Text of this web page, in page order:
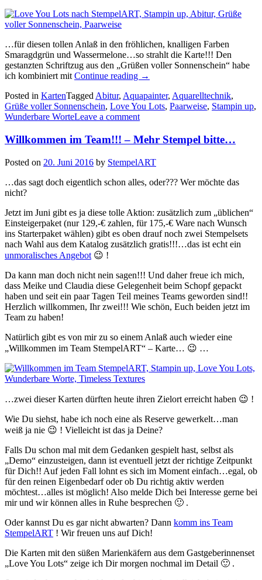
…für diesen tollen Anlaß in den fröhlichen, knalligen Farben
Smaragdgrün und Wassermelone…so strahlt die Karte!!! Den
gestanzten Schriftzug aus den „Grüßen voller Sonnenschein“ habe
ich kombiniert mit Continue reading „Glückwunsch,
hast
es
geschafft!!!…“
→
Posted in KartenTagged Abitur, Aquapainter, Aquarelltechnik,
Grüße voller Sonnenschein, Love You Lots, Paarweise, Stampin up,
Wunderbare WorteLeave a comment
Willkommen im Team!!! – Mehr Stempel bitte…
Posted on 20. Juni 2016 by StempelART
…das sagt doch eigentlich schon alles, oder??? Wer möchte das
nicht?
Jetzt im Juni gibt es ja diese tolle Aktion: zusätzlich zum „üblichen“
Einsteigerpaket (nur 129,-€ zahlen, für 175,-€ Ware nach Wunsch
ins Starterpaket wählen) gibt es oben drauf noch zwei Stempelsets
nach Wahl aus dem Katalog zusätzlich gratis!!!…das ist echt ein
unmoralisches Angebot 😉 !
Da kann man doch nicht nein sagen!!! Und daher freue ich mich,
dass Meike und Claudia diese Gelegenheit beim Schopf gepackt
haben und seit ein paar Tagen Teil meines Teams geworden sind!!
Herzlich willkommen, Ihr zwei!!! Wie schön, Euch beiden jetzt im
Team zu haben!
Natürlich gibt es von mir zu so einem Anlaß auch wieder eine
„Willkommen im Team StempelART“ – Karte… 😉 …
…zwei dieser Karten dürften heute ihren Zielort erreicht haben 😉 !
Wie Du siehst, habe ich noch eine als Reserve gewerkelt…man
weiß ja nie 😉 ! Vielleicht ist das ja Deine?
Falls Du schon mal mit dem Gedanken gespielt hast, selbst als
„Demo“ einzusteigen, dann ist eventuell jetzt der richtige Zeitpunkt
für Dich!! Auf jeden Fall lohnt es sich im Moment einfach…egal, ob
für den reinen Eigenbedarf oder ob Du richtig aktiv werden
möchtest…alles ist möglich! Also melde Dich bei Interesse gerne bei
mir und wir können alles in Ruhe besprechen 🙂 .
Oder kannst Du es gar nicht abwarten? Dann komm ins Team
StempelART ! Wir freuen uns auf Dich!
Die Karten mit den süßen Marienkäfern aus dem Gastgeberinnenset
„Love You Lots“ zeige ich Dir morgen nochmal im Detail 🙂 .